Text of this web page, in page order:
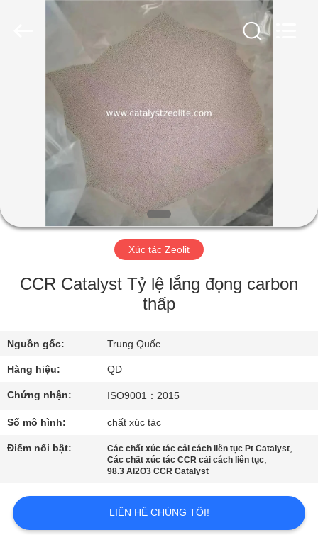
TRANG
PHẨM
VỀ
TÔI
QUAN
NHÀ
MÁY
KIỂM
LƯỢNG
Xúc tác Zeolit
CCR Catalyst Tỷ lệ lắng đọng carbon
thấp
Nguồn gốc: Trung Quốc
Hàng hiệu: QD
Chứng nhận: ISO9001：2015
Số mô hình: chất xúc tác
Điểm nổi bật: Các chất xúc tác cải cách liên tục Pt Catalyst,
Các chất xúc tác CCR cải cách liên tục,
98.3 Al2O3 CCR Catalyst
LIÊN HỆ CHÚNG TÔI!